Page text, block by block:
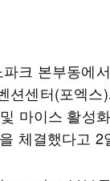
크 본부동에
션센터(포엑스)
마이스 활성
체결했다고 2